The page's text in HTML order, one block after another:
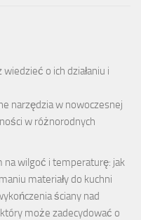
o ich działaniu i
narzędzia w nowoczesnej
w różnorodnych
na wilgoć i temperaturę: jak
materiały do kuchni
ściany nad
może zadecydować o